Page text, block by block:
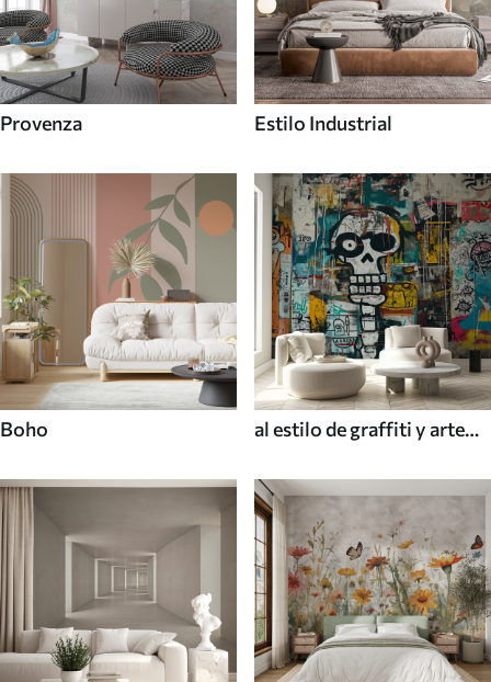
Provenza Estilo Industrial
Boho
al estilo de graffiti y arte